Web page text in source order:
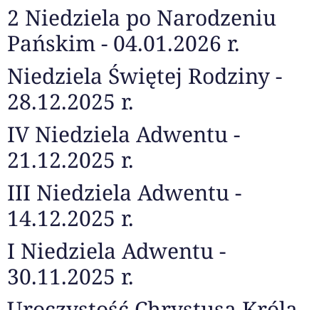
2 Niedziela po Narodzeniu
Pańskim - 04.01.2026 r.
Niedziela Świętej Rodziny -
28.12.2025 r.
IV Niedziela Adwentu -
21.12.2025 r.
III Niedziela Adwentu -
14.12.2025 r.
I Niedziela Adwentu -
30.11.2025 r.